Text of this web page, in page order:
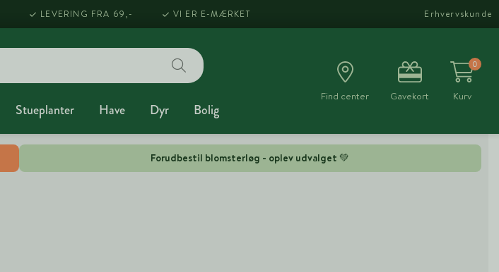
Forudbestil blomsterløg - oplev udvalget 💚
LEVERING FRA 69,- VI ER E-MÆRKET Erhvervskunde
Stueplanter Have Dyr Bolig
Find center Gavekort
0
Kurv